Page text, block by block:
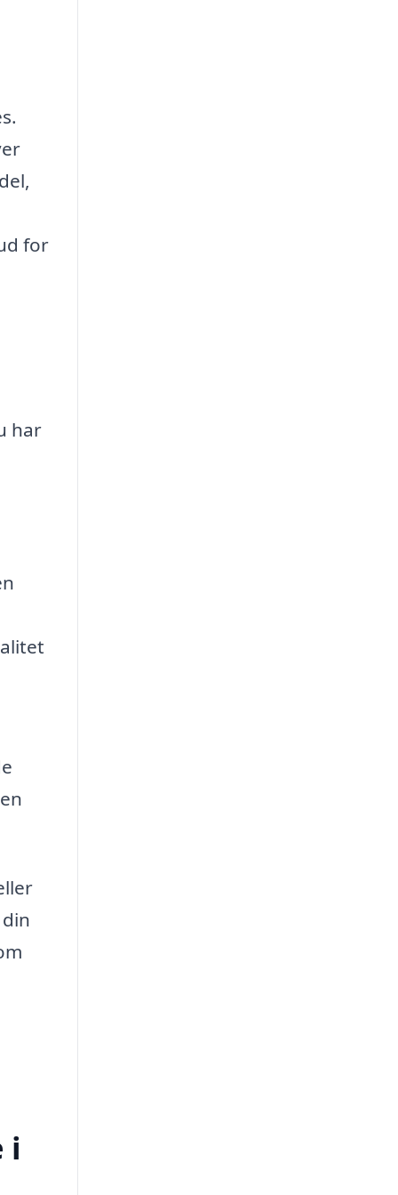
for
har
i